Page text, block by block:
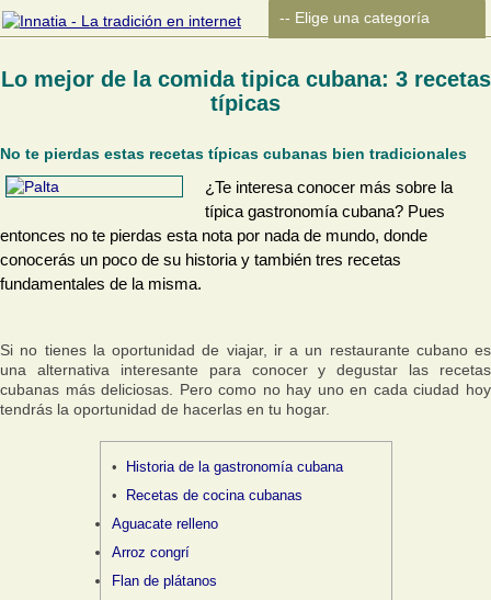
Lo mejor de la comida tipica cubana: 3 recetas
típicas
No te pierdas estas recetas típicas cubanas bien tradicionales
¿Te interesa conocer más sobre la
típica gastronomía cubana? Pues
entonces no te pierdas esta nota por nada de mundo, donde
conocerás un poco de su historia y también tres recetas
fundamentales de la misma.
Si no tienes la oportunidad de viajar, ir a un restaurante cubano es
una alternativa interesante para conocer y degustar las recetas
cubanas más deliciosas. Pero como no hay uno en cada ciudad hoy
tendrás la oportunidad de hacerlas en tu hogar.
Historia de la gastronomía cubana
Recetas de cocina cubanas
Aguacate relleno
Arroz congrí
Flan de plátanos